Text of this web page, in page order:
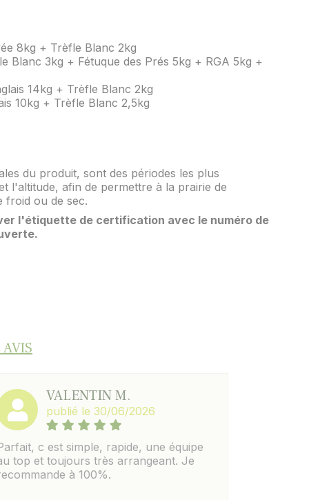
8kg + Trèfle Blanc 2kg
Blanc 3kg + Fétuque des Prés 5kg + RGA 5kg +
14kg + Trèfle Blanc 2kg
10kg + Trèfle Blanc 2,5kg
du produit, sont des périodes les plus
l'altitude, afin de permettre à la prairie de
froid ou de sec.
l'étiquette de certification avec le numéro de
VALENTIN M.
publié le 30/06/2026
c est simple, rapide, une équipe
top et toujours très arrangeant. Je
à 100%.